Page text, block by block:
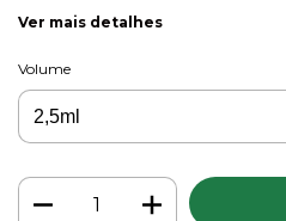
Ver mais detalhes
Volume